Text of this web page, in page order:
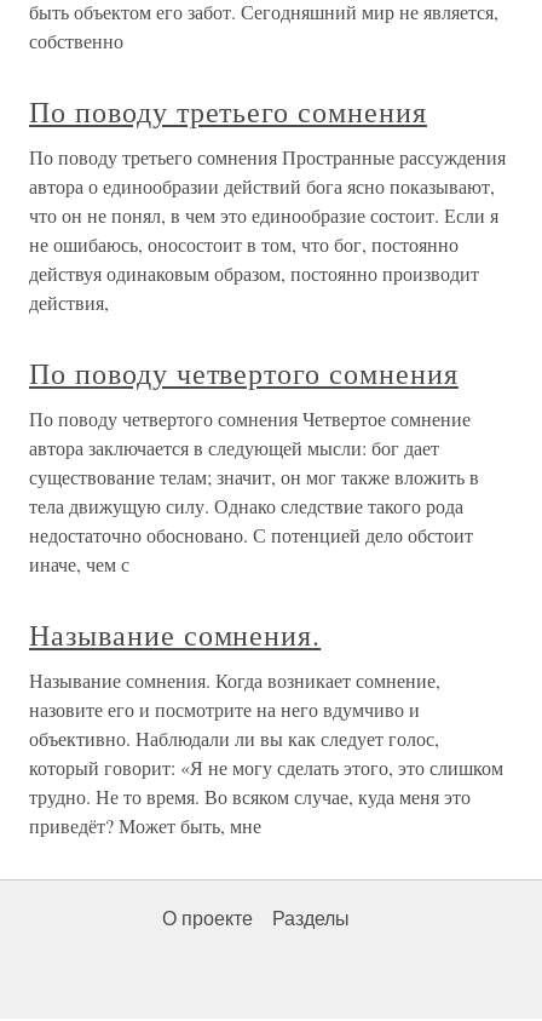
быть объектом его забот. Сегодняшний мир не является,
собственно
По поводу третьего сомнения
По поводу третьего сомнения Пространные рассуждения
автора о единообразии действий бога ясно показывают,
что он не понял, в чем это единообразие состоит. Если я
не ошибаюсь, оносостоит в том, что бог, постоянно
действуя одинаковым образом, постоянно производит
действия,
По поводу четвертого сомнения
По поводу четвертого сомнения Четвертое сомнение
автора заключается в следующей мысли: бог дает
существование телам; значит, он мог также вложить в
тела движущую силу. Однако следствие такого рода
недостаточно обосновано. С потенцией дело обстоит
иначе, чем с
Называние сомнения.
Называние сомнения. Когда возникает сомнение,
назовите его и посмотрите на него вдумчиво и
объективно. Наблюдали ли вы как следует голос,
который говорит: «Я не могу сделать этого, это слишком
трудно. Не то время. Во всяком случае, куда меня это
приведёт? Может быть, мне
О проекте Разделы